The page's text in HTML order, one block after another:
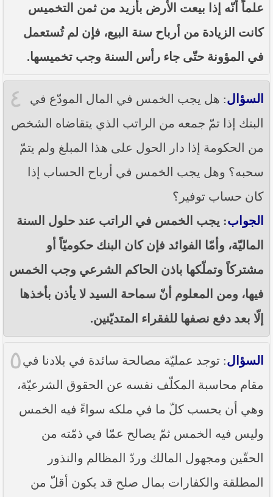
علماً أنّه إذا بيعت الأرض بأزيد من ثمن التخميس
كانت الزيادة من أرباح سنة البيع، فإن لم تُستعمل
في المؤونة حتّى جاء رأس السنة وجب تخميسها.
٤ السؤال: هل يجب الخمس في المال المودّع في
البنك إذا تمّ جمعه من الراتب الذي يتقاضاه الشخص
من الحكومة إذا دار الحول على هذا المبلغ ولم يتمّ
سحبه؟ وهل يجب الخمس في أرباح الحساب إذا
كان حساب توفير؟
الجواب: يجب الخمس في الراتب عند حلول السنة
الماليّة، وأمّا الفوائد فإن كان البنك حكوميّاً أو
مشتركاً وتملّكها باذن الحاكم الشرعي وجب الخمس
فيها، ومن المعلوم أنّ سماحة السيد لا يأذن بأخذها
إلّا بعد دفع نصفها للفقراء المتديّنين.
٥ السؤال: توجد عمليّة مصالحة سائدة في بلادنا في
مقام محاسبة المكلّف نفسه عن الحقوق الشرعيّة،
وهي أن يحسب كلّ ما في ملكه سواءً فيه الخمس
وليس فيه الخمس ثمّ يصالح عمّا في ذمّته من
الحقّين ومجهول المالك وردّ المظالم والنذور
المطلقة والكفارات بمال صلح قد يكون أقلّ من